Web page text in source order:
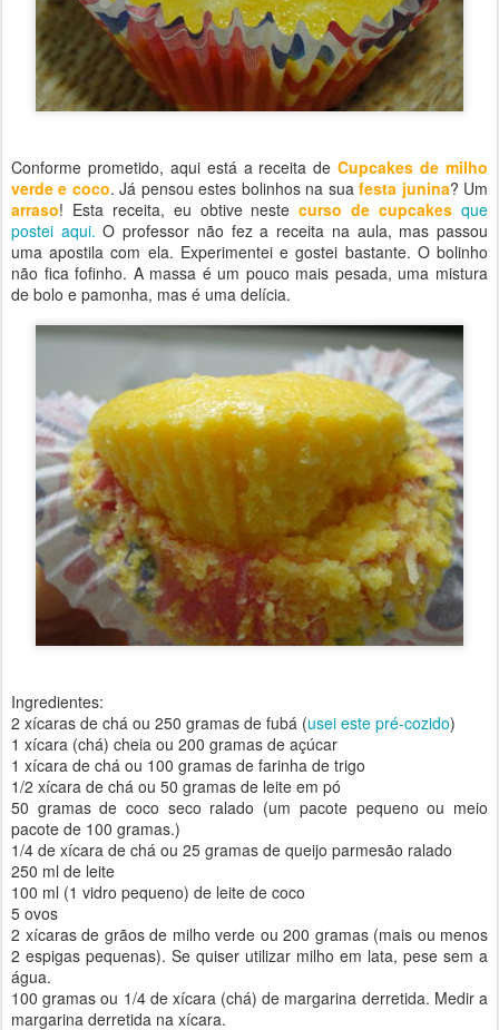
Conforme prometido, aqui está a receita deCupcakes de milho
verde e coco. Já pensou estes bolinhos na suafesta junina? Um
arraso! Esta receita, eu obtive nestecurso de cupcakes que
postei aqui. O professor não fez a receita na aula, mas passou
uma apostila com ela. Experimentei e gostei bastante. O bolinho
não fica fofinho. A massa é um pouco mais pesada, uma mistura
de bolo e pamonha, mas é uma delícia.
Ingredientes:
2 xícaras de chá ou 250 gramas de fubá (usei este pré-cozido)
1 xícara (chá) cheia ou 200 gramas de açúcar
1 xícara de chá ou 100 gramas de farinha de trigo
1/2 xícara de chá ou 50 gramas de leite em pó
50 gramas de coco seco ralado (um pacote pequeno ou meio
pacote de 100 gramas.)
1/4 de xícara de chá ou 25 gramas de queijo parmesão ralado
250 ml de leite
100 ml (1 vidro pequeno) de leite de coco
5 ovos
2 xícaras de grãos de milho verde ou 200 gramas (mais ou menos
2 espigas pequenas). Se quiser utilizar milho em lata, pese sem a
água.
100 gramas ou 1/4 de xícara (chá) de margarina derretida. Medir a
margarina derretida na xícara.